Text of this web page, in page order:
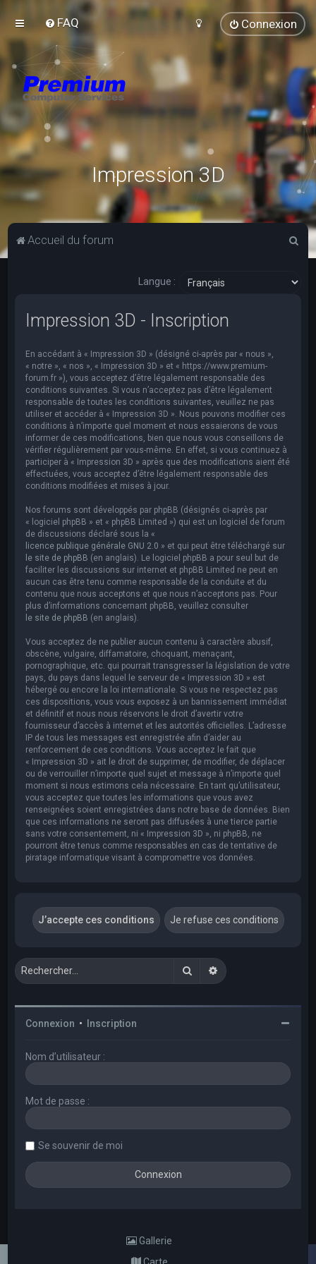
FAQ Connexion
Impression 3D
Accueil du forum
Langue :
Impression 3D - Inscription
En accédant à « Impression 3D » (désigné ci-après par « nous »,
« notre », « nos », « Impression 3D » et « https://www.premium-
forum.fr »), vous acceptez d’être légalement responsable des
conditions suivantes. Si vous n’acceptez pas d’être légalement
responsable de toutes les conditions suivantes, veuillez ne pas
utiliser et accéder à « Impression 3D ». Nous pouvons modifier ces
conditions à n’importe quel moment et nous essaierons de vous
informer de ces modifications, bien que nous vous conseillons de
vérifier régulièrement par vous-même. En effet, si vous continuez à
participer à « Impression 3D » après que des modifications aient été
effectuées, vous acceptez d’être légalement responsable des
conditions modifiées et mises à jour.
Nos forums sont développés par phpBB (désignés ci-après par
« logiciel phpBB » et « phpBB Limited ») qui est un logiciel de forum
de discussions déclaré sous la «
licence publique générale GNU 2.0 » et qui peut être téléchargé sur
le site de phpBB (en anglais). Le logiciel phpBB a pour seul but de
faciliter les discussions sur internet et phpBB Limited ne peut en
aucun cas être tenu comme responsable de la conduite et du
contenu que nous acceptons et que nous n’acceptons pas. Pour
plus d’informations concernant phpBB, veuillez consulter
le site de phpBB (en anglais).
Vous acceptez de ne publier aucun contenu à caractère abusif,
obscène, vulgaire, diffamatoire, choquant, menaçant,
pornographique, etc. qui pourrait transgresser la législation de votre
pays, du pays dans lequel le serveur de « Impression 3D » est
hébergé ou encore la loi internationale. Si vous ne respectez pas
ces dispositions, vous vous exposez à un bannissement immédiat
et définitif et nous nous réservons le droit d’avertir votre
fournisseur d’accès à internet et les autorités officielles. L’adresse
IP de tous les messages est enregistrée afin d’aider au
renforcement de ces conditions. Vous acceptez le fait que
« Impression 3D » ait le droit de supprimer, de modifier, de déplacer
ou de verrouiller n’importe quel sujet et message à n’importe quel
moment si nous estimons cela nécessaire. En tant qu’utilisateur,
vous acceptez que toutes les informations que vous avez
renseignées soient enregistrées dans notre base de données. Bien
que ces informations ne seront pas diffusées à une tierce partie
sans votre consentement, ni « Impression 3D », ni phpBB, ne
pourront être tenus comme responsables en cas de tentative de
piratage informatique visant à compromettre vos données.
RechercherRecherche avancée
Connexion • Inscription
Nom d’utilisateur :
Mot de passe :
Se souvenir de moi
Gallerie
Carte